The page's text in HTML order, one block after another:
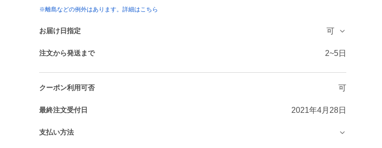
※離島などの例外はあります。詳細はこちら
お届け日指定 可
注文から発送まで 2~5日
クーポン利用可否 可
最終注文受付日 2021年4月28日
支払い方法